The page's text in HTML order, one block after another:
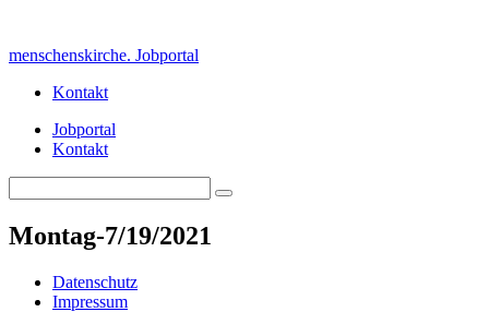
content
menschenskirche. Jobportal
Kontakt
Jobportal
Kontakt
for:
Search
Montag-7/19/2021
Datenschutz
Impressum